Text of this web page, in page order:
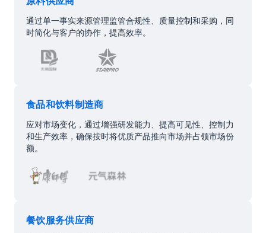
通过单一事实来源管理监管合规性、质量控制和采购，同
时简化与客户的协作，提高效率。
食品和饮料制造商
应对市场变化，通过增强研发能力、提高可见性、控制力
和生产效率，确保按时将优质产品推向市场并占领市场份
额。
餐饮服务供应商